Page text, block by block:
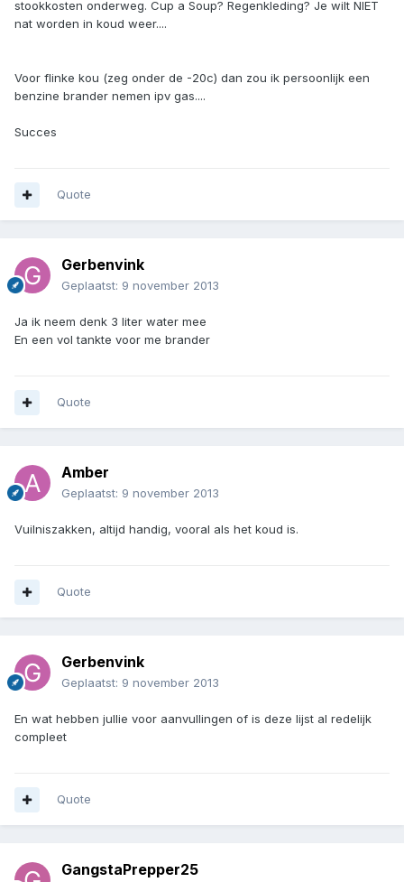
stookkosten onderweg. Cup a Soup? Regenkleding? Je wilt NIET
nat worden in koud weer....
Voor flinke kou (zeg onder de -20c) dan zou ik persoonlijk een
benzine brander nemen ipv gas....
Succes
Quote
Gerbenvink
Geplaatst: 9 november 2013
Ja ik neem denk 3 liter water mee
En een vol tankte voor me brander
Quote
Amber
Geplaatst: 9 november 2013
Vuilniszakken, altijd handig, vooral als het koud is.
Quote
Gerbenvink
Geplaatst: 9 november 2013
En wat hebben jullie voor aanvullingen of is deze lijst al redelijk
compleet
Quote
GangstaPrepper25